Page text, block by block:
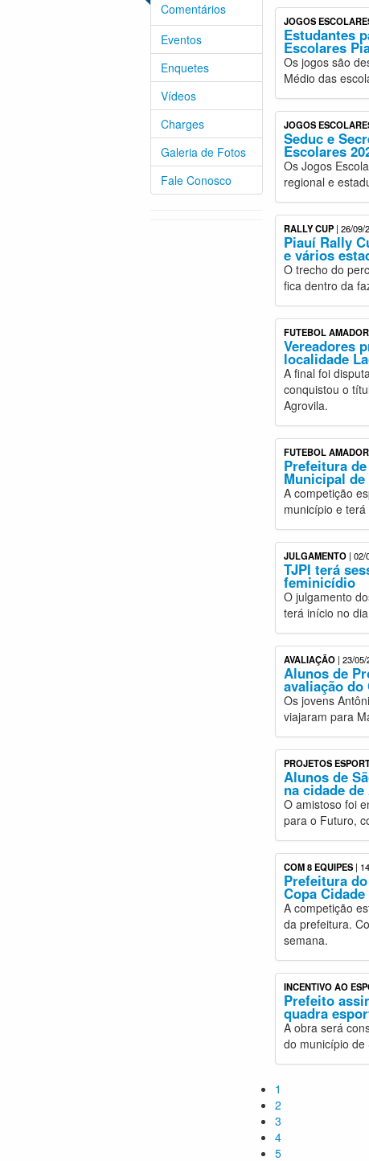
Comentários
Eventos
Enquetes
Vídeos
Charges
Galeria de Fotos
Fale Conosco
JOGOS
Estudantes
Escolares
Os jogos são
Médio das
JOGOS
Seduc e
Escolares
Os Jogos
regional e
RALLY CUP | 26/09/
Piauí Rally
e vários
O trecho do
fica dentro da
FUTEBOL AMADOR
Vereadores
localidade
A final foi
conquistou o
Agrovila.
FUTEBOL AMADOR
Prefeitura
Municipal
A competição
município e
JULGAMENTO | 02/
TJPI terá
feminicídio
O julgamento
terá início no
AVALIAÇÃO | 23/
Alunos de
avaliação do
Os jovens
viajaram para
PROJETOS
Alunos de
na cidade
O amistoso foi
para o Futuro,
COM 8 EQUIPES |
Prefeitura
Copa Cidade
A competição
da prefeitura.
semana.
INCENTIVO AO
Prefeito
quadra
A obra será
do município de
1
2
3
4
5